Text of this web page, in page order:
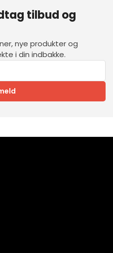
tilbud og
nye produkter og
i din indbakke.